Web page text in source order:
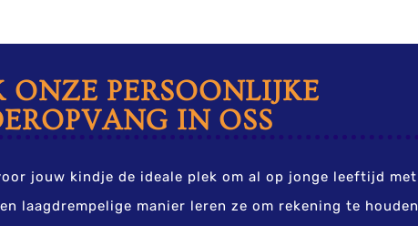
ONZE PERSOONLIJKE
IN OSS
jouw kindje de ideale plek om al op jonge leeftijd met
laagdrempelige manier leren ze om rekening te houden